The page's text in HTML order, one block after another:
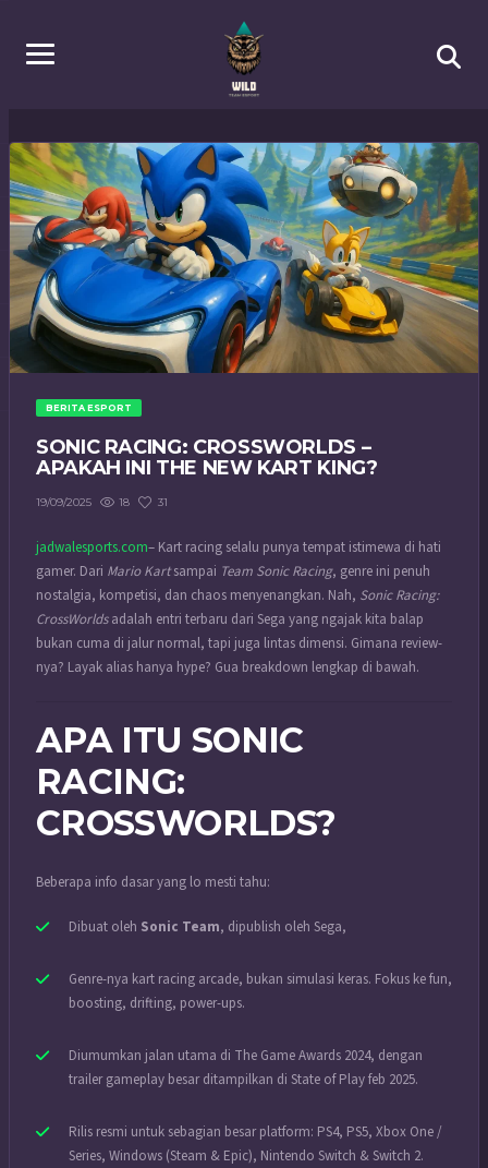
BERITA ESPORT
SONIC RACING: CROSSWORLDS –
APAKAH INI THE NEW KART KING?
19/09/2025 18 31
jadwalesports.com– Kart racing selalu punya tempat istimewa di hati
gamer. Dari Mario Kartsampai Team Sonic Racing, genre ini penuh
nostalgia, kompetisi, dan chaos menyenangkan. Nah, Sonic Racing:
CrossWorldsadalah entri terbaru dari Sega yang ngajak kita balap
bukan cuma di jalur normal, tapi juga lintas dimensi. Gimana review-
nya? Layak alias hanya hype? Gua breakdown lengkap di bawah.
APA ITU SONIC
RACING:
CROSSWORLDS?
Beberapa info dasar yang lo mesti tahu:
Dibuat oleh Sonic Team, dipublish oleh Sega,
Genre-nya kart racing arcade, bukan simulasi keras. Fokus ke fun,
boosting, drifting, power-ups.
Diumumkan jalan utama di The Game Awards 2024, dengan
trailer gameplay besar ditampilkan di State of Play feb 2025.
Rilis resmi untuk sebagian besar platform: PS4, PS5, Xbox One /
Series, Windows (Steam & Epic), Nintendo Switch & Switch 2.